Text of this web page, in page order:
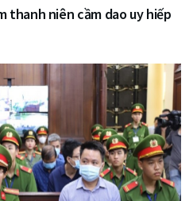
thanh niên cầm dao uy hiếp